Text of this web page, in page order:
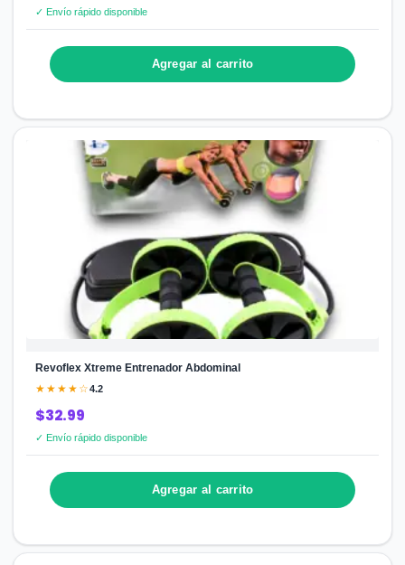
✓ Envío rápido disponible
Agregar al carrito
Revoflex Xtreme Entrenador Abdominal
★★★★☆4.2
$32.99
✓ Envío rápido disponible
Agregar al carrito